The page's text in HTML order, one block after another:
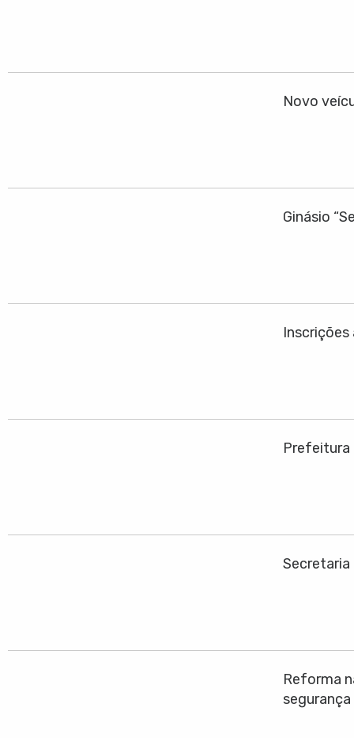
Novo
Ginásio
Prefeitura
Secretaria
Reforma
segurança